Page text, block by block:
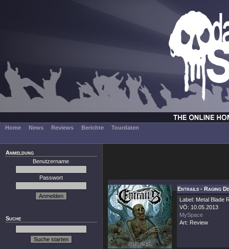
Home News Reviews Berichte Tourdaten
Anmeldung
Benutzername
Passwort
Suche
Entrails - Raging
Label: Metal Blade
VÖ: 10.05.2013
MySpace
Art: Review